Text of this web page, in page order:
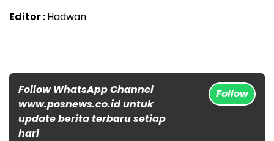
Editor :Hadwan
Follow WhatsApp Channel
www.posnews.co.id untuk
update berita terbaru setiap
hari
Follow